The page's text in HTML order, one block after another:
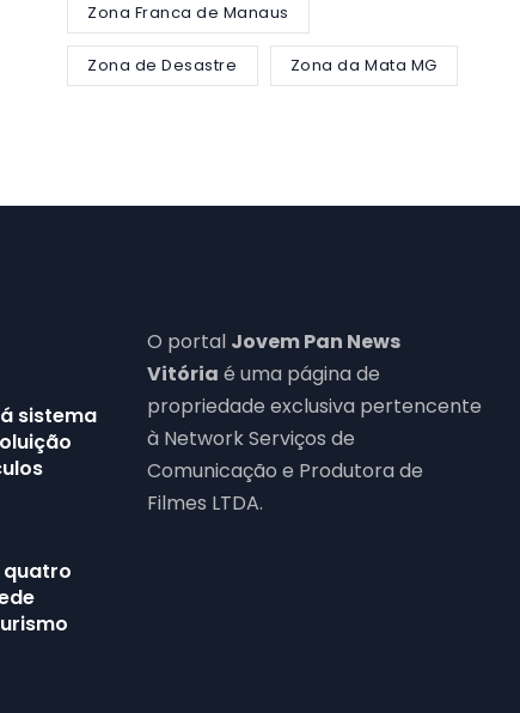
Zona Franca de Manaus
Zona de Desastre Zona da Mata MG
sistema
quatro
O portal Jovem Pan News
Vitória é uma página de
propriedade exclusiva pertencente
à Network Serviços de
Comunicação e Produtora de
Filmes LTDA.